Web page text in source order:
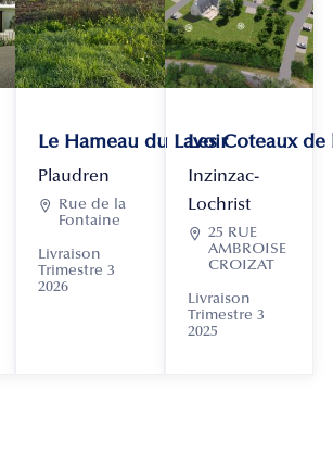
Le Hameau du Lavoir
Plaudren

Rue de la
Fontaine
Livraison
Trimestre 3
2026
Les Coteaux
Inzinzac-
Lochrist
 25 RUE
AMBROISE
CROIZAT
Livraison
Trimestre 3
2025